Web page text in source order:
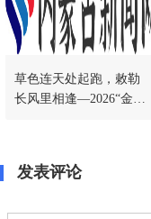
草色连天处起跑，敕勒
长风里相逢—2026“金钻
发表评论